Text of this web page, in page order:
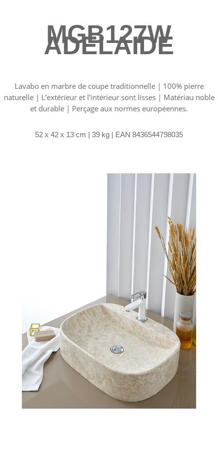
MGB127W
ADELAIDE
Lavabo en marbre de coupe traditionnelle | 100% pierre
naturelle | L’extérieur et l’intérieur sont lisses | Matériau noble
et durable | Perçage aux normes européennes.
52 x 42 x 13 cm | 39 kg | EAN 8436544798035